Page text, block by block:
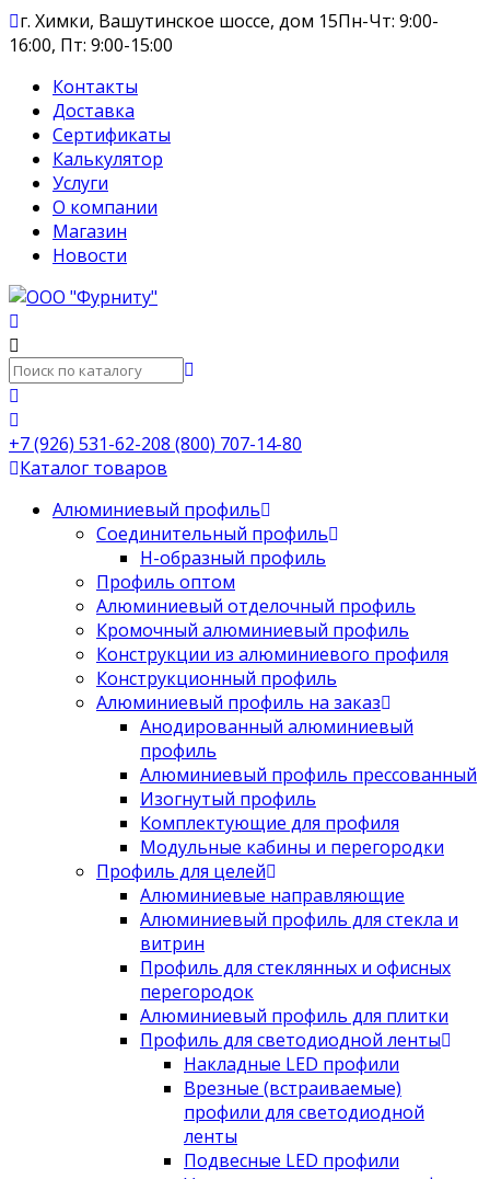
г. Химки, Вашутинское шоссе, дом 15Пн-Чт: 9:00-
16:00, Пт: 9:00-15:00
Контакты
Доставка
Сертификаты
Калькулятор
Услуги
О компании
Магазин
Новости
+7 (926) 531-62-208 (800) 707-14-80
Каталог товаров
Алюминиевый профиль
Соединительный профиль
Н-образный профиль
Профиль оптом
Алюминиевый отделочный профиль
Кромочный алюминиевый профиль
Конструкции из алюминиевого профиля
Конструкционный профиль
Алюминиевый профиль на заказ
Анодированный алюминиевый
профиль
Алюминиевый профиль прессованный
Изогнутый профиль
Комплектующие для профиля
Модульные кабины и перегородки
Профиль для целей
Алюминиевые направляющие
Алюминиевый профиль для стекла и
витрин
Профиль для стеклянных и офисных
перегородок
Алюминиевый профиль для плитки
Профиль для светодиодной ленты
Накладные LED профили
Врезные (встраиваемые)
профили для светодиодной
ленты
Подвесные LED профили